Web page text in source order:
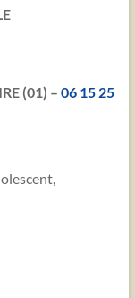
(01) – 06 15 25